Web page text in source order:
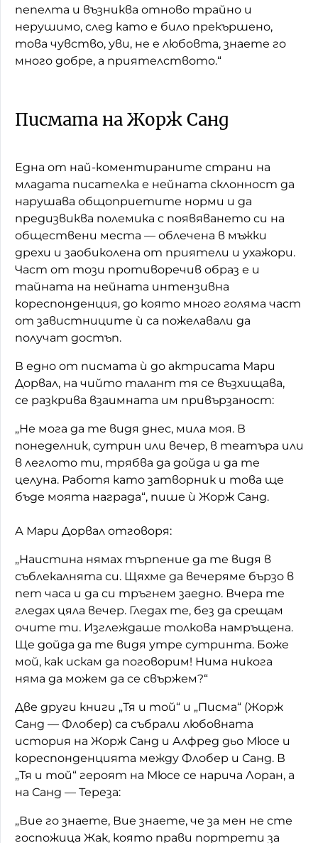
пепелта и възниква отново трайно и
нерушимо, след като е било прекършено,
това чувство, уви, не е любовта, знаете го
много добре, а приятелството.“
Писмата на Жорж Санд
Една от най-коментираните страни на
младата писателка е нейната склонност да
нарушава общоприетите норми и да
предизвиква полемика с появяването си на
обществени места — облечена в мъжки
дрехи и заобиколена от приятели и ухажори.
Част от този противоречив образ е и
тайната на нейната интензивна
кореспонденция, до която много голяма част
от завистниците ѝ са пожелавали да
получат достъп.
В едно от писмата ѝ до актрисата Мари
Дорвал, на чийто талант тя се възхищава,
се разкрива взаимната им привързаност:
„Не мога да те видя днес, мила моя. В
понеделник, сутрин или вечер, в театъра или
в леглото ти, трябва да дойда и да те
целуна. Работя като затворник и това ще
бъде моята награда“, пише ѝ Жорж Санд.
А Мари Дорвал отговоря:
„Наистина нямах търпение да те видя в
съблекалнята си. Щяхме да вечеряме бързо в
пет часа и да си тръгнем заедно. Вчера те
гледах цяла вечер. Гледах те, без да срещам
очите ти. Изглеждаше толкова намръщена.
Ще дойда да те видя утре сутринта. Боже
мой, как искам да поговорим! Нима никога
няма да можем да се свържем?“
Две други книги „Тя и той“ и „Писма“ (Жорж
Санд — Флобер) са събрали любовната
история на Жорж Санд и Алфред дьо Мюсе и
кореспонденцията между Флобер и Санд. В
„Тя и той“ героят на Мюсе се нарича Лоран, а
на Санд — Тереза:
„Вие го знаете, Вие знаете, че за мен не сте
госпожица Жак, която прави портрети за